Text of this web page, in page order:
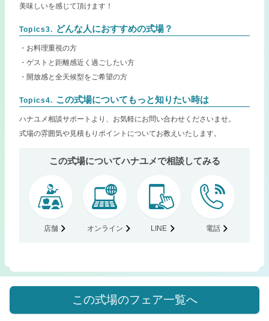
美味しいを感じて頂けます！
Topics3. どんな人におすすめの式場？
・お料理重視の方
・ゲストと距離感近く過ごしたい方
・開放感と全天候型をご希望の方
Topics4. この式場についてもっと知りたい時は
ハナユメ相談サポートより、お気軽にお問い合わせくださいませ。
式場の雰囲気や見積もりポイントについてお教えいたします。
この式場についてハナユメで相談してみる
店舗 オンライン LINE 電話
この式場のフェア一覧へ